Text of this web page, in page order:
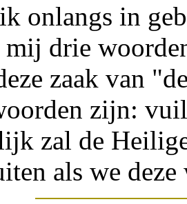
onlangs in
mij drie
zaak van
zijn:
zal de
als we